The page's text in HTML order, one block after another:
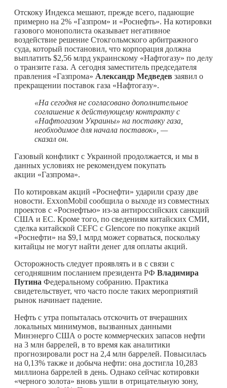
Отскоку Индекса мешают, прежде всего, падающие
примерно на 2% «Газпром» и «Роснефть». На котировки
газового монополиста оказывает негативное
воздействие решение Стокгольмского арбитражного
суда, который постановил, что корпорация должна
выплатить $2,56 млрд украинскому «Нафтогазу» по делу
о транзите газа. А сегодня заместитель председателя
правления «Газпрома» Александр Медведев заявил о
прекращении поставок газа «Нафтогазу».
«На сегодня не согласовано дополнительное
соглашение к действующему контракту с
«Нафтогазом Украины» на поставку газа,
необходимое для начала поставок», —
сказал он.
Газовый конфликт с Украиной продолжается, и мы в
данных условиях не рекомендуем покупать
акции «Газпрома».
По котировкам акций «Роснефти» ударили сразу две
новости. ExxonMobil сообщила о выходе из совместных
проектов с «Роснефтью» из-за антироссийских санкций
США и ЕС. Кроме того, по сведениям китайских СМИ,
сделка китайской CEFC с Glencore по покупке акций
«Роснефти» на $9,1 млрд может сорваться, поскольку
китайцы не могут найти денег для оплаты акций.
Осторожность следует проявлять и в с связи с
сегодняшним посланием президента РФ Владимира
Путина Федеральному собранию. Практика
свидетельствует, что часто после таких мероприятий
рынок начинает падение.
Нефть с утра попыталась отскочить от вчерашних
локальных минимумов, вызванных данными
Минэнерго США о росте коммерческих запасов нефти
на 3 млн баррелей, в то время как аналитики
прогнозировали рост на 2,4 млн баррелей. Повысилась
на 0,13% также и добыча нефти: она достигла 10,283
миллиона баррелей в день. Однако сейчас котировки
«черного золота» вновь ушли в отрицательную зону,